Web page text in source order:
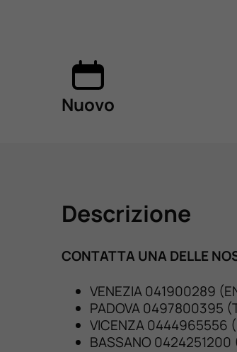
Nuovo
Descrizione
CONTATTA UNA DELLE
VENEZIA 041900289
PADOVA 0497800395
VICENZA 0444965556
BASSANO 0424251200